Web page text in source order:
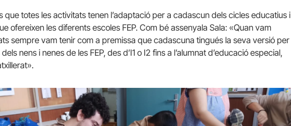
que totes les activitats tenen l’adaptació per a cadascun dels cicles educatius i
ofereixen les diferents escoles FEP. Com bé assenyala Sala: «Quan vam
sempre vam tenir com a premissa que cadascuna tingués la seva versió per
nens i nenes de les FEP, des d’I1 o I2 fins a l’alumnat d’educació especial,